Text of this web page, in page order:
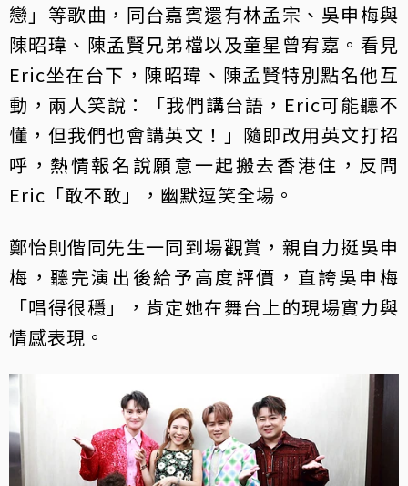
戀」等歌曲，同台嘉賓還有林孟宗、吳申梅與
陳昭瑋、陳孟賢兄弟檔以及童星曾宥嘉。看見
Eric坐在台下，陳昭瑋、陳孟賢特別點名他互
動，兩人笑說：「我們講台語，Eric可能聽不
懂，但我們也會講英文！」隨即改用英文打招
呼，熱情報名說願意一起搬去香港住，反問
Eric「敢不敢」，幽默逗笑全場。
鄭怡則偕同先生一同到場觀賞，親自力挺吳申
梅，聽完演出後給予高度評價，直誇吳申梅
「唱得很穩」，肯定她在舞台上的現場實力與
情感表現。